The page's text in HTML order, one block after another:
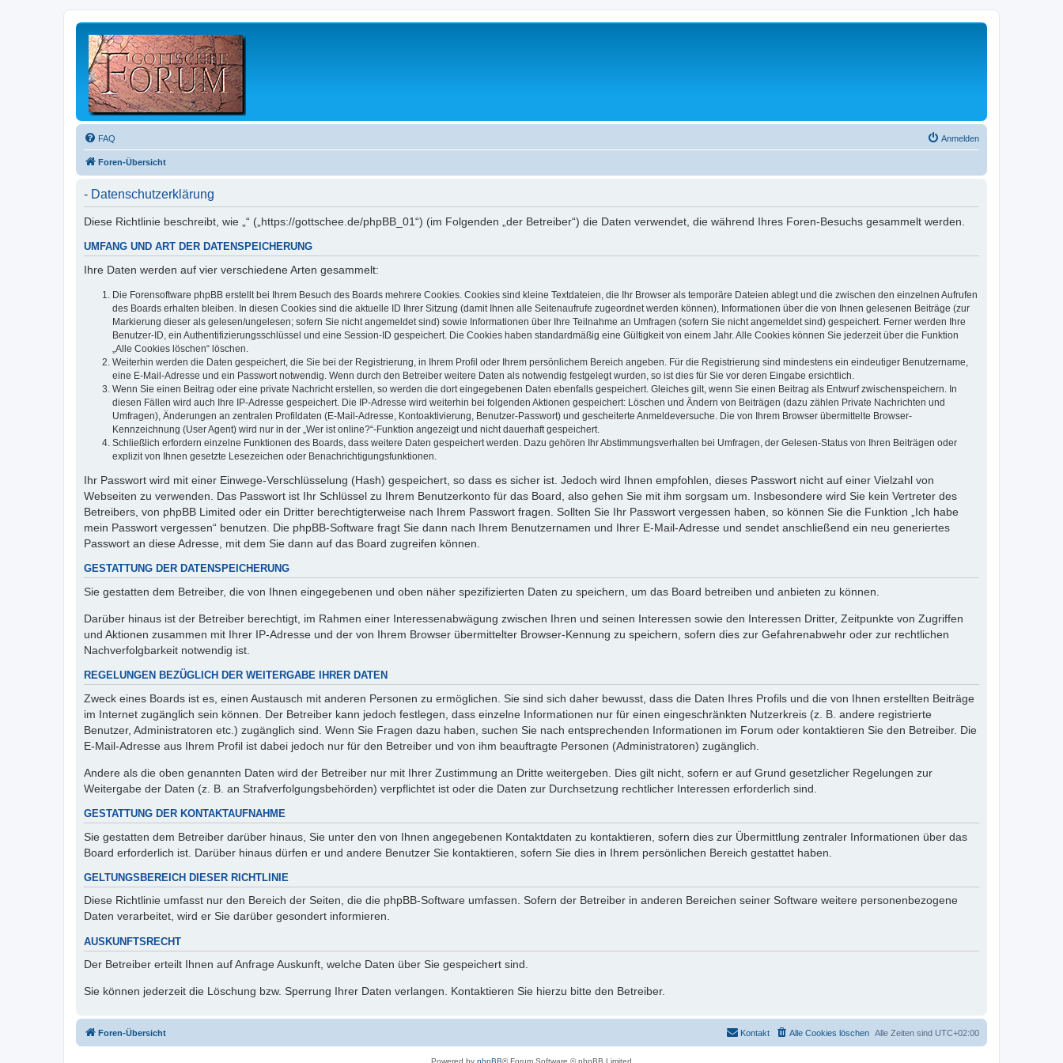
FAQ Anmelden
Foren-Übersicht
- Datenschutzerklärung
Diese Richtlinie beschreibt, wie „“ („https://gottschee.de/phpBB_01“) (im Folgenden „der Betreiber“) die Daten verwendet, die während Ihres Foren-Besuchs gesammelt werden.
UMFANG UND ART DER DATENSPEICHERUNG
Ihre Daten werden auf vier verschiedene Arten gesammelt:
Die Forensoftware phpBB erstellt bei Ihrem Besuch des Boards mehrere Cookies. Cookies sind kleine Textdateien, die Ihr Browser als temporäre Dateien ablegt und die zwischen den einzelnen Aufrufen
des Boards erhalten bleiben. In diesen Cookies sind die aktuelle ID Ihrer Sitzung (damit Ihnen alle Seitenaufrufe zugeordnet werden können), Informationen über die von Ihnen gelesenen Beiträge (zur
Markierung dieser als gelesen/ungelesen; sofern Sie nicht angemeldet sind) sowie Informationen über Ihre Teilnahme an Umfragen (sofern Sie nicht angemeldet sind) gespeichert. Ferner werden Ihre
Benutzer-ID, ein Authentifizierungsschlüssel und eine Session-ID gespeichert. Die Cookies haben standardmäßig eine Gültigkeit von einem Jahr. Alle Cookies können Sie jederzeit über die Funktion
„Alle Cookies löschen“ löschen.
Weiterhin werden die Daten gespeichert, die Sie bei der Registrierung, in Ihrem Profil oder Ihrem persönlichem Bereich angeben. Für die Registrierung sind mindestens ein eindeutiger Benutzername,
eine E-Mail-Adresse und ein Passwort notwendig. Wenn durch den Betreiber weitere Daten als notwendig festgelegt wurden, so ist dies für Sie vor deren Eingabe ersichtlich.
Wenn Sie einen Beitrag oder eine private Nachricht erstellen, so werden die dort eingegebenen Daten ebenfalls gespeichert. Gleiches gilt, wenn Sie einen Beitrag als Entwurf zwischenspeichern. In
diesen Fällen wird auch Ihre IP-Adresse gespeichert. Die IP-Adresse wird weiterhin bei folgenden Aktionen gespeichert: Löschen und Ändern von Beiträgen (dazu zählen Private Nachrichten und
Umfragen), Änderungen an zentralen Profildaten (E-Mail-Adresse, Kontoaktivierung, Benutzer-Passwort) und gescheiterte Anmeldeversuche. Die von Ihrem Browser übermittelte Browser-
Kennzeichnung (User Agent) wird nur in der „Wer ist online?“-Funktion angezeigt und nicht dauerhaft gespeichert.
Schließlich erfordern einzelne Funktionen des Boards, dass weitere Daten gespeichert werden. Dazu gehören Ihr Abstimmungsverhalten bei Umfragen, der Gelesen-Status von Ihren Beiträgen oder
explizit von Ihnen gesetzte Lesezeichen oder Benachrichtigungsfunktionen.
Ihr Passwort wird mit einer Einwege-Verschlüsselung (Hash) gespeichert, so dass es sicher ist. Jedoch wird Ihnen empfohlen, dieses Passwort nicht auf einer Vielzahl von
Webseiten zu verwenden. Das Passwort ist Ihr Schlüssel zu Ihrem Benutzerkonto für das Board, also gehen Sie mit ihm sorgsam um. Insbesondere wird Sie kein Vertreter des
Betreibers, von phpBB Limited oder ein Dritter berechtigterweise nach Ihrem Passwort fragen. Sollten Sie Ihr Passwort vergessen haben, so können Sie die Funktion „Ich habe
mein Passwort vergessen“ benutzen. Die phpBB-Software fragt Sie dann nach Ihrem Benutzernamen und Ihrer E-Mail-Adresse und sendet anschließend ein neu generiertes
Passwort an diese Adresse, mit dem Sie dann auf das Board zugreifen können.
GESTATTUNG DER DATENSPEICHERUNG
Sie gestatten dem Betreiber, die von Ihnen eingegebenen und oben näher spezifizierten Daten zu speichern, um das Board betreiben und anbieten zu können.
Darüber hinaus ist der Betreiber berechtigt, im Rahmen einer Interessenabwägung zwischen Ihren und seinen Interessen sowie den Interessen Dritter, Zeitpunkte von Zugriffen
und Aktionen zusammen mit Ihrer IP-Adresse und der von Ihrem Browser übermittelter Browser-Kennung zu speichern, sofern dies zur Gefahrenabwehr oder zur rechtlichen
Nachverfolgbarkeit notwendig ist.
REGELUNGEN BEZÜGLICH DER WEITERGABE IHRER DATEN
Zweck eines Boards ist es, einen Austausch mit anderen Personen zu ermöglichen. Sie sind sich daher bewusst, dass die Daten Ihres Profils und die von Ihnen erstellten Beiträge
im Internet zugänglich sein können. Der Betreiber kann jedoch festlegen, dass einzelne Informationen nur für einen eingeschränkten Nutzerkreis (z. B. andere registrierte
Benutzer, Administratoren etc.) zugänglich sind. Wenn Sie Fragen dazu haben, suchen Sie nach entsprechenden Informationen im Forum oder kontaktieren Sie den Betreiber. Die
E-Mail-Adresse aus Ihrem Profil ist dabei jedoch nur für den Betreiber und von ihm beauftragte Personen (Administratoren) zugänglich.
Andere als die oben genannten Daten wird der Betreiber nur mit Ihrer Zustimmung an Dritte weitergeben. Dies gilt nicht, sofern er auf Grund gesetzlicher Regelungen zur
Weitergabe der Daten (z. B. an Strafverfolgungsbehörden) verpflichtet ist oder die Daten zur Durchsetzung rechtlicher Interessen erforderlich sind.
GESTATTUNG DER KONTAKTAUFNAHME
Sie gestatten dem Betreiber darüber hinaus, Sie unter den von Ihnen angegebenen Kontaktdaten zu kontaktieren, sofern dies zur Übermittlung zentraler Informationen über das
Board erforderlich ist. Darüber hinaus dürfen er und andere Benutzer Sie kontaktieren, sofern Sie dies in Ihrem persönlichen Bereich gestattet haben.
GELTUNGSBEREICH DIESER RICHTLINIE
Diese Richtlinie umfasst nur den Bereich der Seiten, die die phpBB-Software umfassen. Sofern der Betreiber in anderen Bereichen seiner Software weitere personenbezogene
Daten verarbeitet, wird er Sie darüber gesondert informieren.
AUSKUNFTSRECHT
Der Betreiber erteilt Ihnen auf Anfrage Auskunft, welche Daten über Sie gespeichert sind.
Sie können jederzeit die Löschung bzw. Sperrung Ihrer Daten verlangen. Kontaktieren Sie hierzu bitte den Betreiber.
Foren-Übersicht Alle Zeiten sind UTC+02:00
Alle Cookies löschen
Kontakt
Powered by phpBB® Forum Software © phpBB Limited